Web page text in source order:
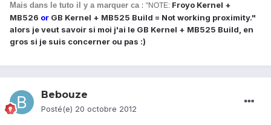
Mais dans le tuto il y a marquer ca : "NOTE: Froyo Kernel +
MB526 or GB Kernel + MB525 Build = Not working proximity."
alors je veut savoir si moi j'ai le GB Kernel + MB525 Build, en
gros si je suis concerner ou pas :)
Bebouze
Posté(e) 20 octobre 2012